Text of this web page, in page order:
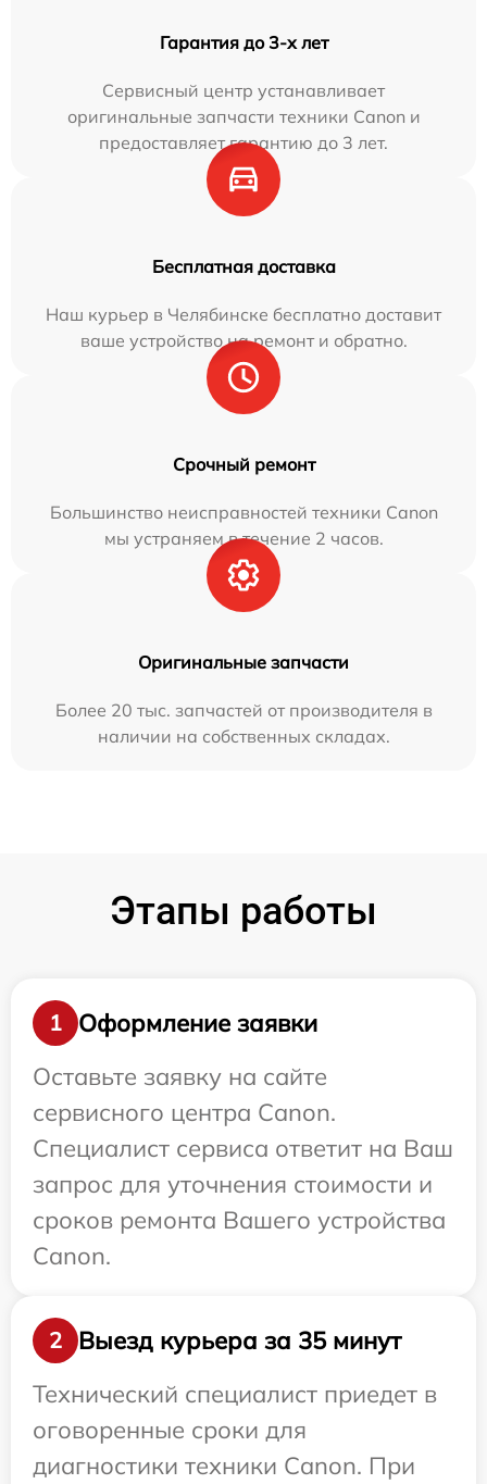
Гарантия до 3-х лет
Сервисный центр устанавливает
оригинальные запчасти техники Canon и
предоставляет гарантию до 3 лет.
Бесплатная доставка
Наш курьер в Челябинске бесплатно доставит
ваше устройство на ремонт и обратно.
Срочный ремонт
Большинство неисправностей техники Canon
мы устраняем в течение 2 часов.
Оригинальные запчасти
Более 20 тыс. запчастей от производителя в
наличии на собственных складах.
Этапы работы
1
Оформление заявки
Оставьте заявку на сайте
сервисного центра Canon.
Специалист сервиса ответит на Ваш
запрос для уточнения стоимости и
сроков ремонта Вашего устройства
Canon.
2
Выезд курьера за 35 минут
Технический специалист приедет в
оговоренные сроки для
диагностики техники Canon. При